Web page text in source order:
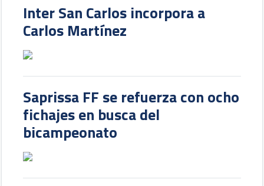
Inter San Carlos incorpora a
Carlos Martínez
Saprissa FF se refuerza con ocho
fichajes en busca del
bicampeonato